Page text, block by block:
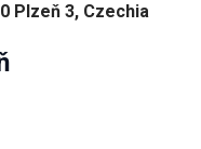
Plzeň 3, Czechia